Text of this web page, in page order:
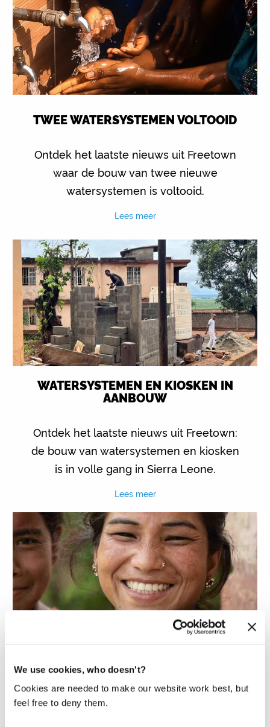
We use cookies, who doesn't?
Cookies are needed to make our website work best, but
feel free to deny them.
TWEE WATERSYSTEMEN VOLTOOID
Ontdek het laatste nieuws uit Freetown
waar de bouw van twee nieuwe
watersystemen is voltooid.
Lees meer
WATERSYSTEMEN EN KIOSKEN IN
AANBOUW
Ontdek het laatste nieuws uit Freetown:
de bouw van watersystemen en kiosken
is in volle gang in Sierra Leone.
Lees meer
Ontdek de resultaten van het Water by
Women project in Nepal – waarbij